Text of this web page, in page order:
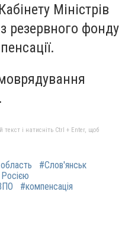
Міністрів
резервного фонду
і натисніть Ctrl + Enter, щоб
#Слов'янськ
Росією
#компенсація